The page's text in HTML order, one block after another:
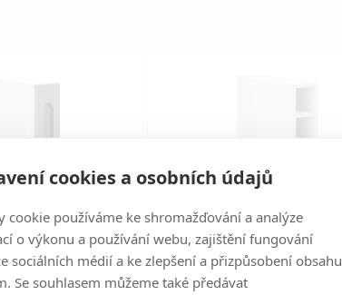
cookies a osobních údajů
cookie používáme ke shromažďování a analýze
o výkonu a používání webu, zajištění fungování
sociálních médií a ke zlepšení a přizpůsobení obsahu
Se souhlasem můžeme také předávat
p
r
o
LEM-996 Kód: